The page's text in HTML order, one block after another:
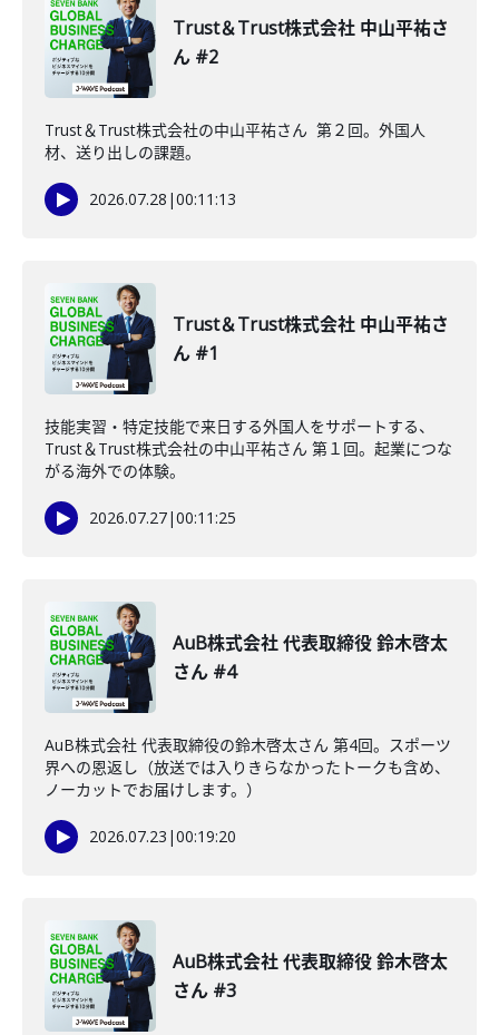
Trust＆Trust株式会社 中山平祐さ
ん #2
Trust＆Trust株式会社の中山平祐さん 第２回。外国人
材、送り出しの課題。
2026.07.28 |00:11:13
Trust＆Trust株式会社 中山平祐さ
ん #1
技能実習・特定技能で来日する外国人をサポートする、
Trust＆Trust株式会社の中山平祐さん 第１回。起業につな
がる海外での体験。
2026.07.27|00:11:25
AuB株式会社 代表取締役 鈴木啓太
さん #4
AuB株式会社 代表取締役の鈴木啓太さん 第4回。スポーツ
界への恩返し（放送では入りきらなかったトークも含め、
ノーカットでお届けします。）
2026.07.23 |00:19:20
AuB株式会社 代表取締役 鈴木啓太
さん #3